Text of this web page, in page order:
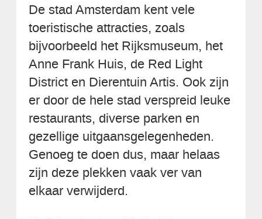
De stad Amsterdam kent vele
toeristische attracties, zoals
bijvoorbeeld het Rijksmuseum, het
Anne Frank Huis, de Red Light
District en Dierentuin Artis. Ook zijn
er door de hele stad verspreid leuke
restaurants, diverse parken en
gezellige uitgaansgelegenheden.
Genoeg te doen dus, maar helaas
zijn deze plekken vaak ver van
elkaar verwijderd.